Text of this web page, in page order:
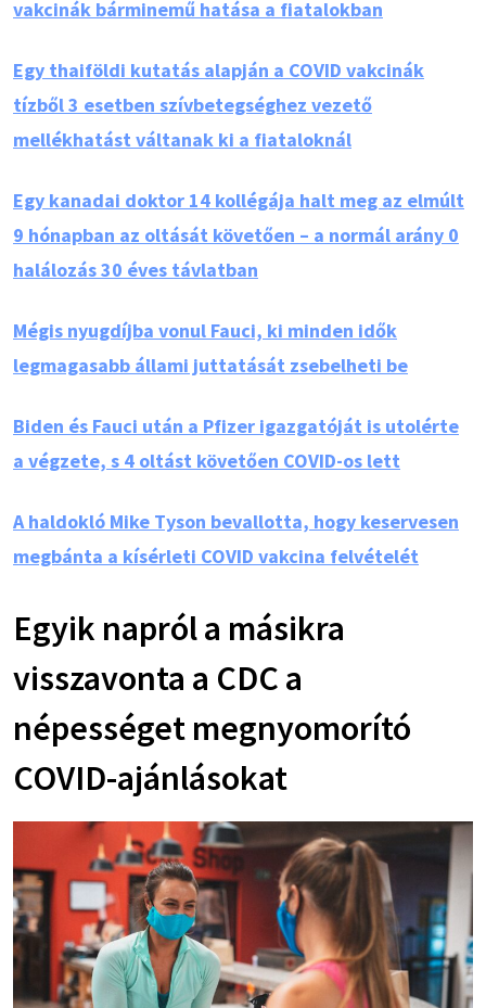
vakcinák bárminemű hatása a fiatalokban
Egy thaiföldi kutatás alapján a COVID vakcinák
tízből 3 esetben szívbetegséghez vezető
mellékhatást váltanak ki a fiataloknál
Egy kanadai doktor 14 kollégája halt meg az elmúlt
9 hónapban az oltását követően – a normál arány 0
halálozás 30 éves távlatban
Mégis nyugdíjba vonul Fauci, ki minden idők
legmagasabb állami juttatását zsebelheti be
Biden és Fauci után a Pfizer igazgatóját is utolérte
a végzete, s 4 oltást követően COVID-os lett
A haldokló Mike Tyson bevallotta, hogy keservesen
megbánta a kísérleti COVID vakcina felvételét
Egyik napról a másikra
visszavonta a CDC a
népességet megnyomorító
COVID-ajánlásokat